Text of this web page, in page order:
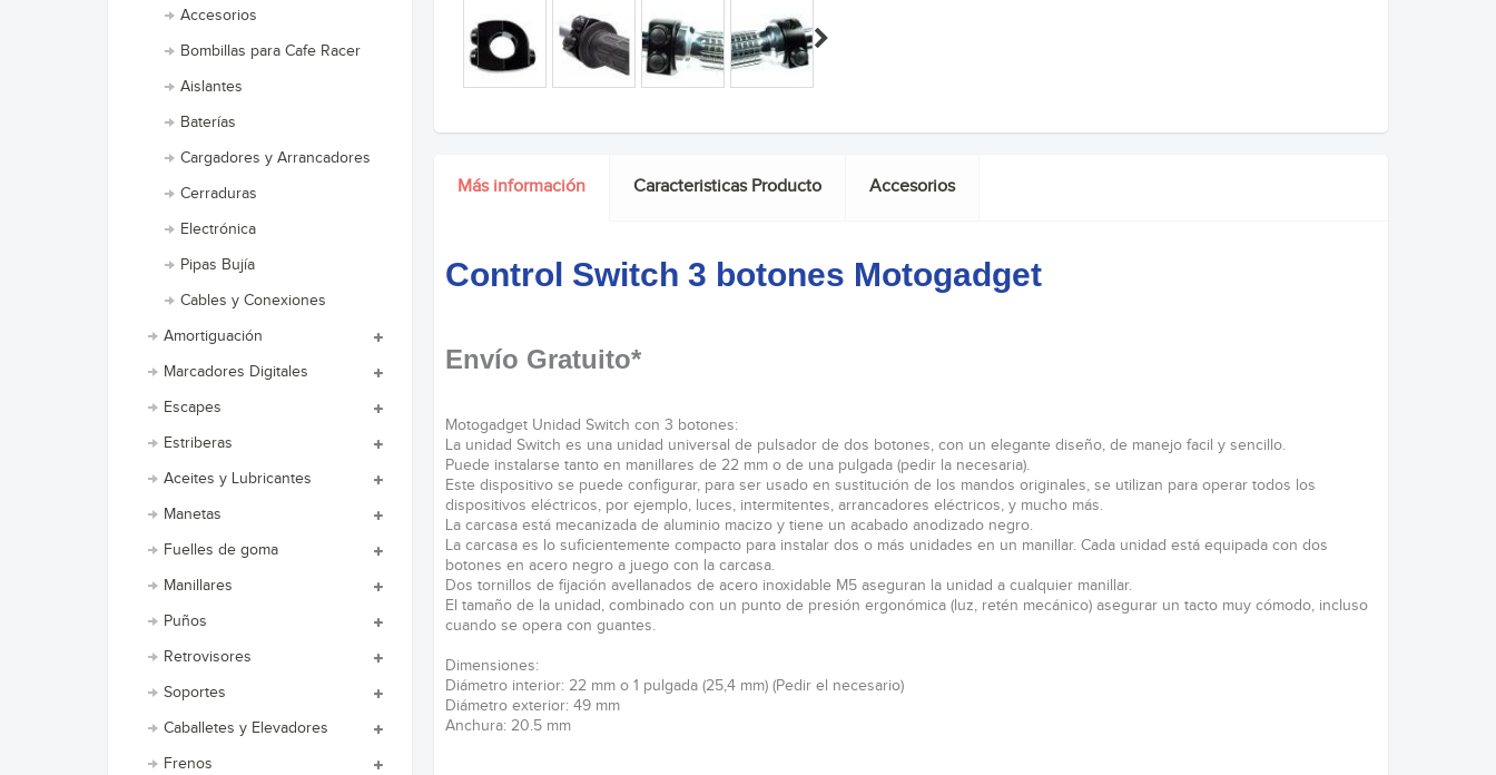
Accesorios
Bombillas para Cafe Racer
Aislantes
Baterías
Cargadores y Arrancadores
Cerraduras
Electrónica
Pipas Bujía
Cables y Conexiones
Amortiguación
Marcadores Digitales
Escapes
Estriberas
Aceites y Lubricantes
Manetas
Fuelles de goma
Manillares
Puños
Retrovisores
Soportes
Caballetes y Elevadores
Frenos
Más información Caracteristicas Producto Accesorios
Control Switch 3 botones Motogadget
Envío Gratuito*
Motogadget Unidad Switch con 3 botones:
La unidad Switch es una unidad universal de pulsador de dos botones, con un elegante diseño, de manejo facil y sencillo.
Puede instalarse tanto en manillares de 22 mm o de una pulgada (pedir la necesaria).
Este dispositivo se puede configurar, para ser usado en sustitución de los mandos originales, se utilizan para operar todos los
dispositivos eléctricos, por ejemplo, luces, intermitentes, arrancadores eléctricos, y mucho más.
La carcasa está mecanizada de aluminio macizo y tiene un acabado anodizado negro.
La carcasa es lo suficientemente compacto para instalar dos o más unidades en un manillar. Cada unidad está equipada con dos
botones en acero negro a juego con la carcasa.
Dos tornillos de fijación avellanados de acero inoxidable M5 aseguran la unidad a cualquier manillar.
El tamaño de la unidad, combinado con un punto de presión ergonómica (luz, retén mecánico) asegurar un tacto muy cómodo, incluso
cuando se opera con guantes.
Dimensiones:
Diámetro interior: 22 mm o 1 pulgada (25,4 mm) (Pedir el necesario)
Diámetro exterior: 49 mm
Anchura: 20.5 mm